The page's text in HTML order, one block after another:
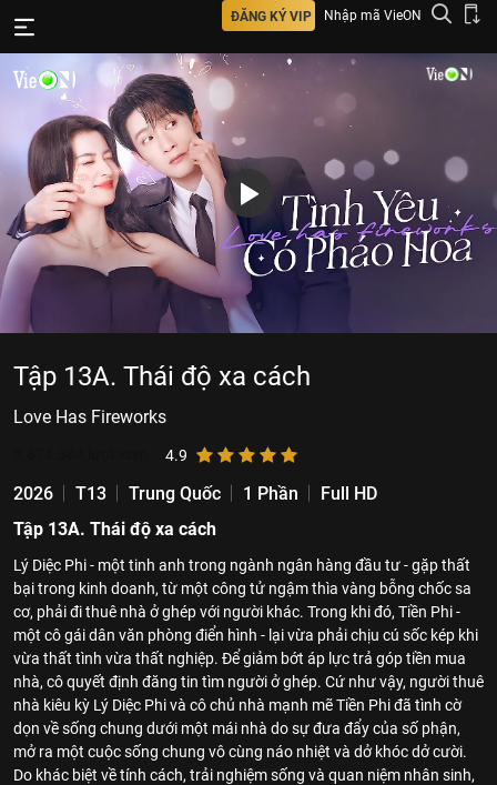
ĐĂNG KÝ VIP Nhập mã VieON
Tập 13A. Thái độ xa cách
Love Has Fireworks
4.9
2026 T13 Trung Quốc 1 Phần
Full HD
Tập 13A. Thái độ xa cách
Lý Diệc Phi - một tinh anh trong ngành ngân hàng đầu tư - gặp thất
bại trong kinh doanh, từ một công tử ngậm thìa vàng bỗng chốc sa
cơ, phải đi thuê nhà ở ghép với người khác. Trong khi đó, Tiền Phi -
một cô gái dân văn phòng điển hình - lại vừa phải chịu cú sốc kép khi
vừa thất tình vừa thất nghiệp. Để giảm bớt áp lực trả góp tiền mua
nhà, cô quyết định đăng tin tìm người ở ghép. Cứ như vậy, người thuê
nhà kiêu kỳ Lý Diệc Phi và cô chủ nhà mạnh mẽ Tiền Phi đã tình cờ
dọn về sống chung dưới một mái nhà do sự đưa đẩy của số phận,
mở ra một cuộc sống chung vô cùng náo nhiệt và dở khóc dở cười.
Do khác biệt về tính cách, trải nghiệm sống và quan niệm nhân sinh,